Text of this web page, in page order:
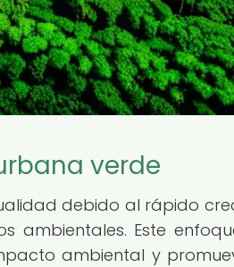
verde
debido al rápido
ambientales. Este
ambiental y